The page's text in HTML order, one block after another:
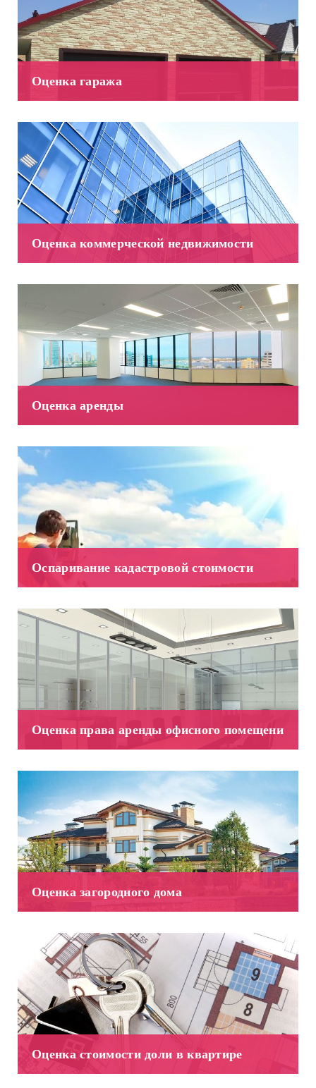
Оценка гаража
Оценка коммерческой недвижимости
Оценка аренды
Оспаривание кадастровой стоимости
Оценка права аренды офисного помещени
Оценка загородного дома
Оценка стоимости доли в квартире